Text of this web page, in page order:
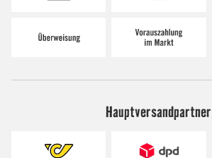
Hauptversandpartner